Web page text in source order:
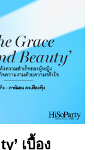
เบื้อง